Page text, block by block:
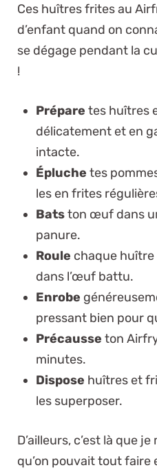
Ces huîtres frites au
d’enfant quand on
se dégage pendant la
!
Prépare tes huîtres
délicatement et en
intacte.
Épluche tes
les en frites
Batston œuf dans
panure.
Roule chaque huître
dans l’œuf battu.
Enrobe
pressant bien pour
Précausse ton
minutes.
Dispose huîtres et
les superposer.
D’ailleurs, c’est là que
qu’on pouvait tout faire